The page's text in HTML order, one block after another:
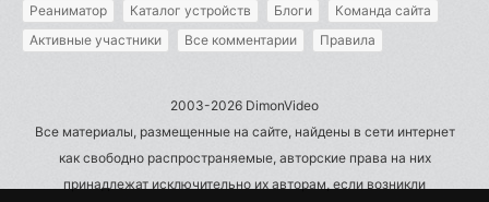
Реаниматор
Каталог устройств Блоги
Команда сайта
Активные участники
Все комментарии Правила
2003-2026 DimonVideo
Все материалы, размещенные на сайте, найдены в сети интернет
как свободно распространяемые, авторские права на них
принадлежат исключительно их авторам, если возникли